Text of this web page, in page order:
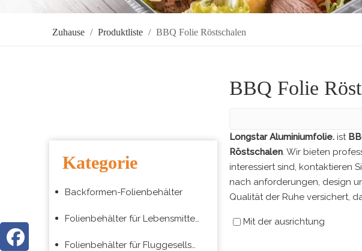
Zuhause / Produktliste / BBQ Folie Röstschalen
Kategorie
Backformen-Folienbehälter
Folienbehälter für Lebensmittelverpackungen zum Mitnehmen
Folienbehälter für Fluggesellschaften
BBQ Folie
Longstar Aluminiumfolie. ist
Röstschalen. Wir bieten
interessiert sind, kontaktieren
nach anforderungen, design
Qualität der Ruhe versichert,
Mit der ausrichtung